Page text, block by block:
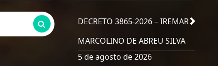
DECRETO 3865-2026 – IREMAR
MARCOLINO DE ABREU SILVA
5 de agosto de 2026